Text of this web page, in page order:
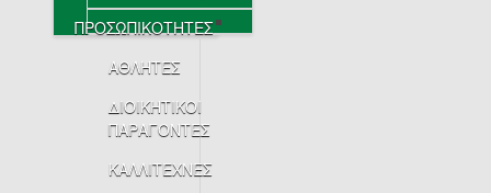
ΠΡΟΣΩΠΙΚΟΤΗΤΕΣ
ΑΘΛΗΤΕΣ
ΔΙΟΙΚΗΤΙΚΟΙ
ΠΑΡΑΓΟΝΤΕΣ
ΚΑΛΛΙΤΕΧΝΕΣ